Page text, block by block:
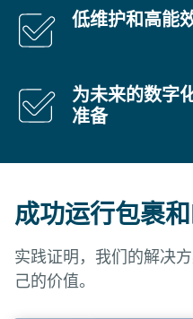
低维护和高能
为未来的数字
准备
成功运行包裹
实践证明，我们的解决
己的价值。